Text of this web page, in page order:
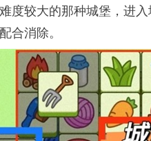
度较大的那种城堡，进
合消除。